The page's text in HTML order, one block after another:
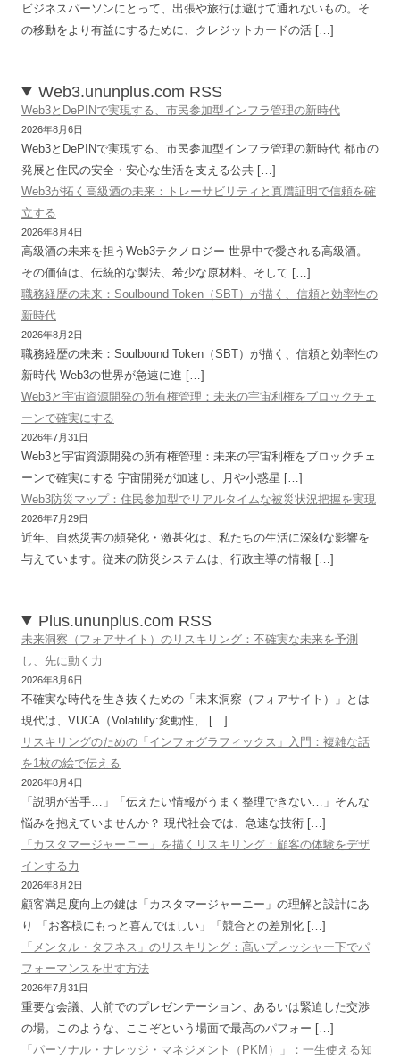
ビジネスパーソンにとって、出張や旅行は避けて通れないもの。そ
の移動をより有益にするために、クレジットカードの活 […]
Web3.ununplus.com RSS
Web3とDePINで実現する、市民参加型インフラ管理の新時代
2026年8月6日
Web3とDePINで実現する、市民参加型インフラ管理の新時代 都市の
発展と住民の安全・安心な生活を支える公共 […]
Web3が拓く高級酒の未来：トレーサビリティと真贋証明で信頼を確
立する
2026年8月4日
高級酒の未来を担うWeb3テクノロジー 世界中で愛される高級酒。
その価値は、伝統的な製法、希少な原材料、そして […]
職務経歴の未来：Soulbound Token（SBT）が描く、信頼と効率性の
新時代
2026年8月2日
職務経歴の未来：Soulbound Token（SBT）が描く、信頼と効率性の
新時代 Web3の世界が急速に進 […]
Web3と宇宙資源開発の所有権管理：未来の宇宙利権をブロックチェ
ーンで確実にする
2026年7月31日
Web3と宇宙資源開発の所有権管理：未来の宇宙利権をブロックチェ
ーンで確実にする 宇宙開発が加速し、月や小惑星 […]
Web3防災マップ：住民参加型でリアルタイムな被災状況把握を実現
2026年7月29日
近年、自然災害の頻発化・激甚化は、私たちの生活に深刻な影響を
与えています。従来の防災システムは、行政主導の情報 […]
Plus.ununplus.com RSS
未来洞察（フォアサイト）のリスキリング：不確実な未来を予測
し、先に動く力
2026年8月6日
不確実な時代を生き抜くための「未来洞察（フォアサイト）」とは
現代は、VUCA（Volatility:変動性、 […]
リスキリングのための「インフォグラフィックス」入門：複雑な話
を1枚の絵で伝える
2026年8月4日
「説明が苦手…」「伝えたい情報がうまく整理できない…」そんな
悩みを抱えていませんか？ 現代社会では、急速な技術 […]
「カスタマージャーニー」を描くリスキリング：顧客の体験をデザ
インする力
2026年8月2日
顧客満足度向上の鍵は「カスタマージャーニー」の理解と設計にあ
り 「お客様にもっと喜んでほしい」「競合との差別化 […]
「メンタル・タフネス」のリスキリング：高いプレッシャー下でパ
フォーマンスを出す方法
2026年7月31日
重要な会議、人前でのプレゼンテーション、あるいは緊迫した交渉
の場。このような、ここぞという場面で最高のパフォー […]
「パーソナル・ナレッジ・マネジメント（PKM）」：一生使える知